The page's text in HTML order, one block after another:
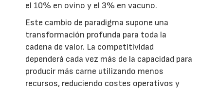
el 10% en ovino y el 3% en vacuno.
Este cambio de paradigma supone una
transformación profunda para toda la
cadena de valor. La competitividad
dependerá cada vez más de la capacidad para
producir más carne utilizando menos
recursos, reduciendo costes operativos y